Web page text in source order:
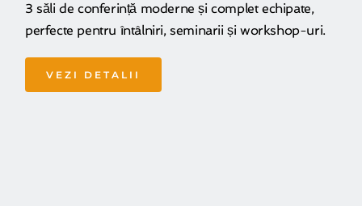
3 săli de conferință moderne și complet echipate,
perfecte pentru întâlniri, seminarii și workshop-uri.
VEZI DETALII